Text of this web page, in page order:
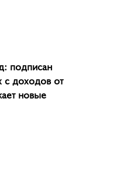
подписан
с доходов от
новые